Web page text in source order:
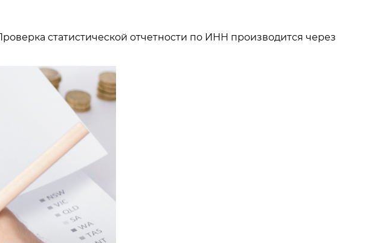
статистической отчетности по ИНН производится через